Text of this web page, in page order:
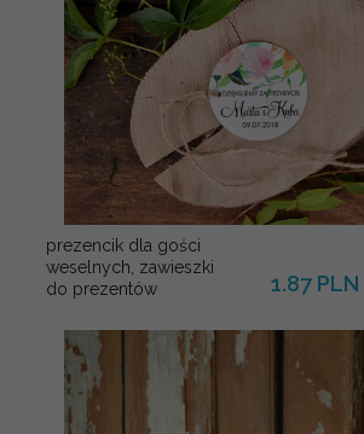
prezencik dla gości
weselnych, zawieszki
do prezentów
1.87 PLN